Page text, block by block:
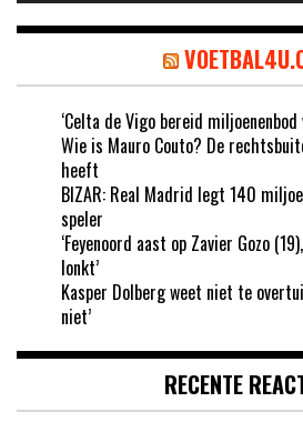
‘Celta de Vigo bereid miljoenenbod
Wie is Mauro Couto? De
heeft
BIZAR: Real Madrid legt 140
speler
‘Feyenoord aast op Zavier Gozo
lonkt’
Kasper Dolberg weet niet te
niet’
RECENTE